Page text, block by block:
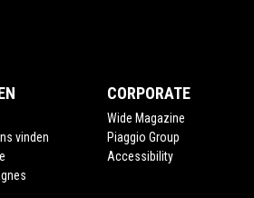
vinden
CORPORATE
Wide Magazine
Piaggio Group
Accessibility